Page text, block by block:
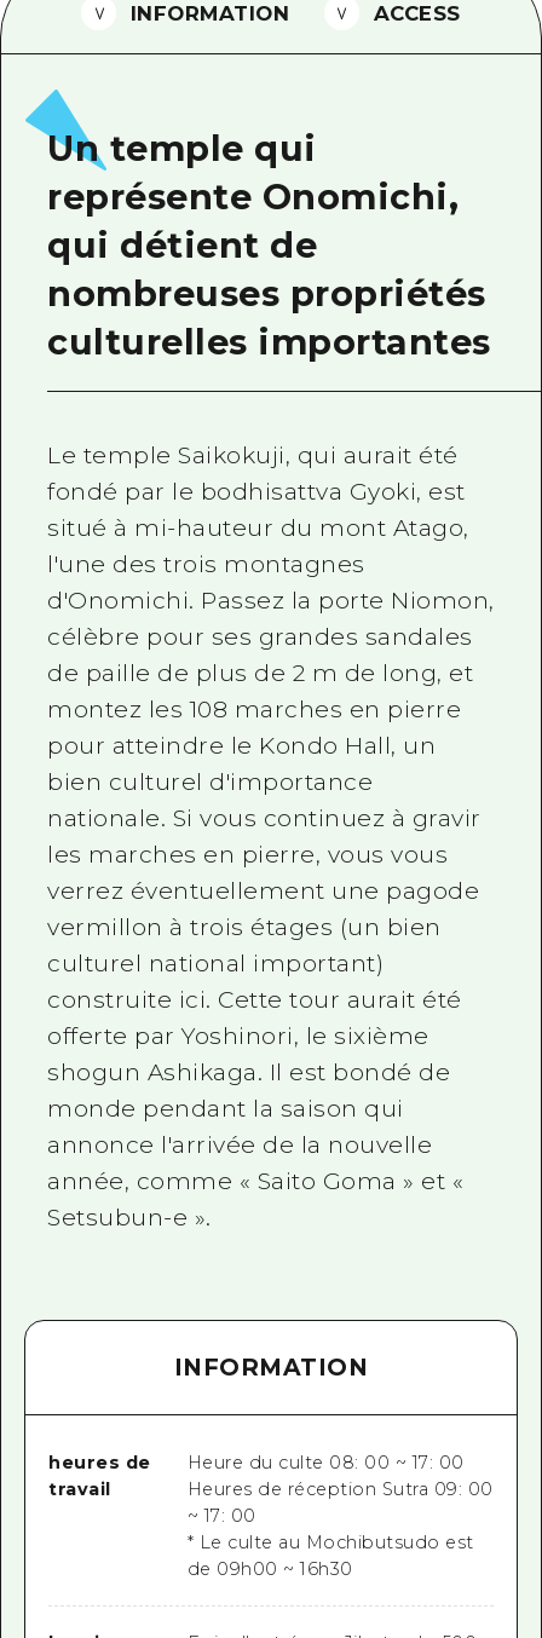
FAQ
Téléchargement de Photos
Informations sur le transport en
Brochure touristique
INFORMATION ACCESS
Un temple qui
représente Onomichi,
qui détient de
nombreuses propriétés
culturelles importantes
Le temple Saikokuji, qui aurait été
fondé par le bodhisattva Gyoki, est
situé à mi-hauteur du mont Atago,
l'une des trois montagnes
d'Onomichi. Passez la porte Niomon,
célèbre pour ses grandes sandales
de paille de plus de 2 m de long, et
montez les 108 marches en pierre
pour atteindre le Kondo Hall, un
bien culturel d'importance
nationale. Si vous continuez à gravir
les marches en pierre, vous vous
verrez éventuellement une pagode
vermillon à trois étages (un bien
culturel national important)
construite ici. Cette tour aurait été
offerte par Yoshinori, le sixième
shogun Ashikaga. Il est bondé de
monde pendant la saison qui
annonce l'arrivée de la nouvelle
année, comme « Saito Goma » et «
Setsubun-e ».
INFORMATION
heures de
travail
Heure du culte 08: 00 ~ 17: 00
Heures de réception Sutra 09: 00
~ 17: 00
* Le culte au Mochibutsudo est
de 09h00 ~ 16h30